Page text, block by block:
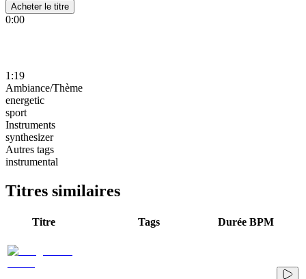
Acheter le titre
0:00
1:19
Ambiance/Thème
energetic
sport
Instruments
synthesizer
Autres tags
instrumental
Titres similaires
Titre Tags Durée BPM